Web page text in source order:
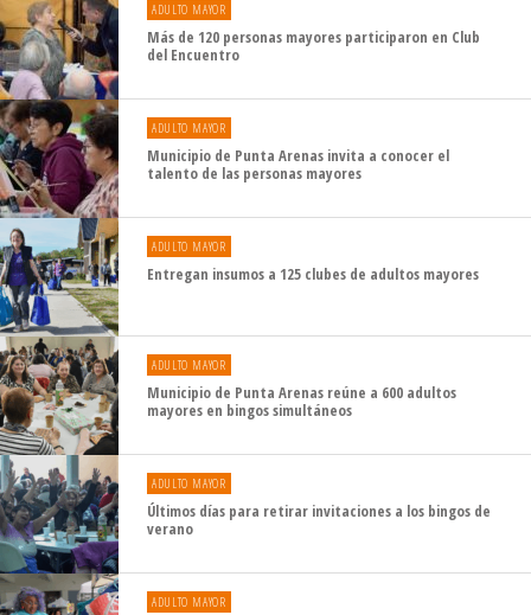
ADULTO MAYOR
Más de 120 personas mayores participaron en Club
del Encuentro
ADULTO MAYOR
Municipio de Punta Arenas invita a conocer el
talento de las personas mayores
ADULTO MAYOR
Entregan insumos a 125 clubes de adultos mayores
ADULTO MAYOR
Municipio de Punta Arenas reúne a 600 adultos
mayores en bingos simultáneos
ADULTO MAYOR
Últimos días para retirar invitaciones a los bingos de
verano
ADULTO MAYOR